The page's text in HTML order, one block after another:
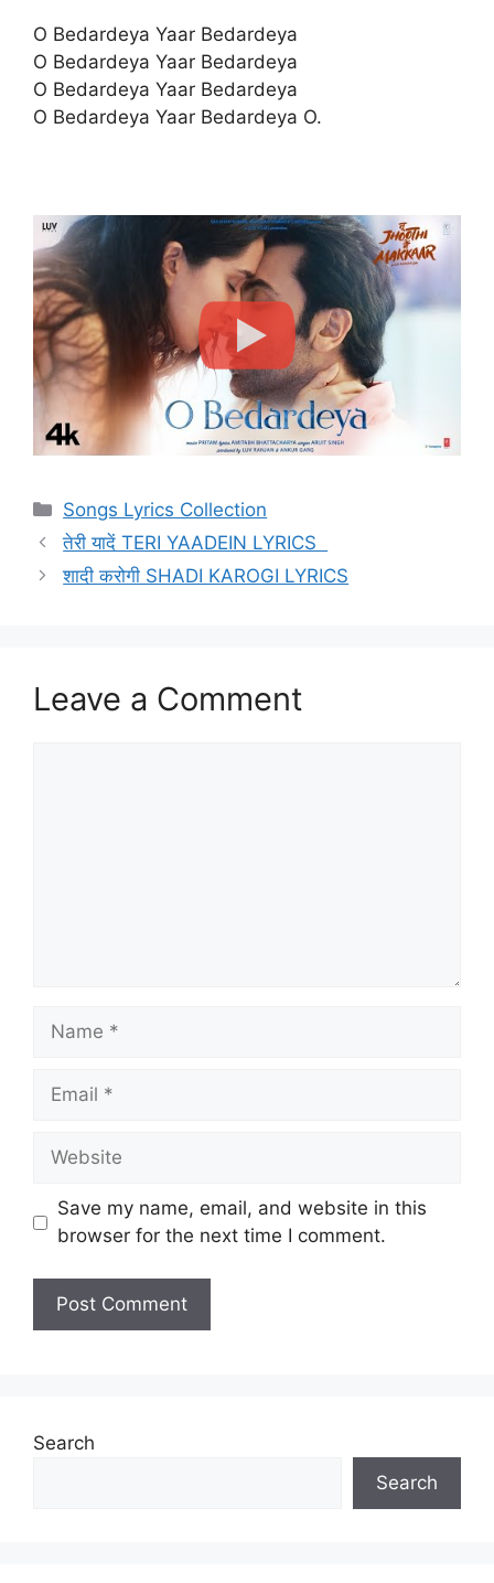
O Bedardeya Yaar Bedardeya
O Bedardeya Yaar Bedardeya
O Bedardeya Yaar Bedardeya
O Bedardeya Yaar Bedardeya O.
Categories
Songs Lyrics Collection
तेरी यादें TERI YAADEIN LYRICS
शादी करोगी SHADI KAROGI LYRICS
Leave a Comment
Name
Email
Website
Save my name, email, and website in this
browser for the next time I comment.
Search
Search